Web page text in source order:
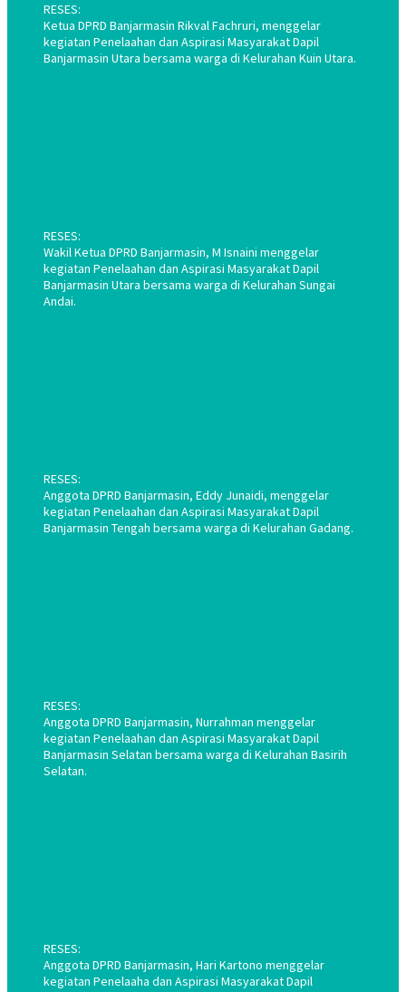
RESES:
Ketua DPRD Banjarmasin Rikval Fachruri, menggelar
kegiatan Penelaahan dan Aspirasi Masyarakat Dapil
Banjarmasin Utara bersama warga di Kelurahan Kuin Utara.
RESES:
Wakil Ketua DPRD Banjarmasin, M Isnaini menggelar
kegiatan Penelaahan dan Aspirasi Masyarakat Dapil
Banjarmasin Utara bersama warga di Kelurahan Sungai
Andai.
RESES:
Anggota DPRD Banjarmasin, Eddy Junaidi, menggelar
kegiatan Penelaahan dan Aspirasi Masyarakat Dapil
Banjarmasin Tengah bersama warga di Kelurahan Gadang.
RESES:
Anggota DPRD Banjarmasin, Nurrahman menggelar
kegiatan Penelaahan dan Aspirasi Masyarakat Dapil
Banjarmasin Selatan bersama warga di Kelurahan Basirih
Selatan.
RESES:
Anggota DPRD Banjarmasin, Hari Kartono menggelar
kegiatan Penelaaha dan Aspirasi Masyarakat Dapil